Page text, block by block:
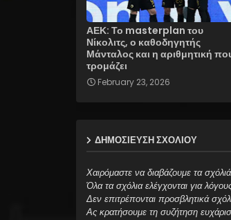
ΑΕΚ: Το masterplan του
Νίκολιτς, ο καθοδηγητής
Μάνταλος και η αριθμητική
τρομάζει
February 23, 2026
ΔΗΜΟΣΊΕΥΣΗ ΣΧΟΛΊΟΥ
Χαιρόμαστε να διαβάζουμε τα
Όλα τα σχόλια ελέγχονται για
Δεν επιτρέπονται προσβλητικά
Ας κρατήσουμε τη συζήτηση